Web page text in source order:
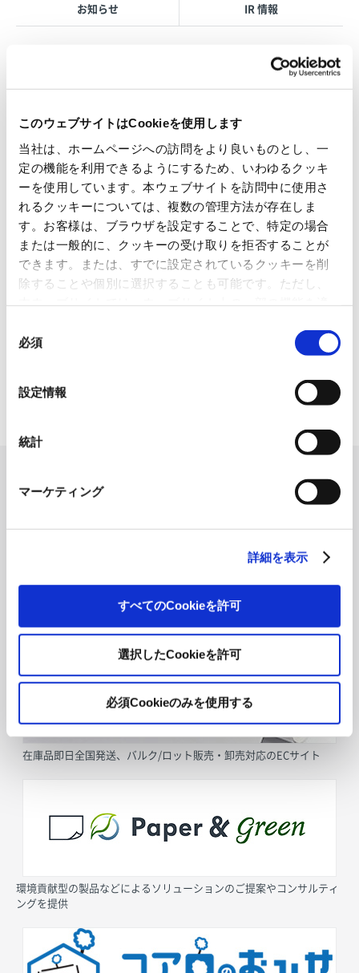
このウェブサイトはCookieを使用します
当社は、ホームページへの訪問をより良いものとし、一
定の機能を利用できるようにするため、いわゆるクッキ
ーを使用しています。本ウェブサイトを訪問中に使用さ
れるクッキーについては、複数の管理方法が存在しま
す。お客様は、ブラウザを設定することで、特定の場合
または一般的に、クッキーの受け取りを拒否することが
できます。または、すでに設定されているクッキーを削
除することや個別に選択することも可能です。ただし、
いるので、ご注意ください。これらのクッキーが受け入
れられない場合、本ウェブサイトの機能が制限される場
必須
設定情報
統計
マーケティング
詳細を表示
すべてのCookieを許可
選択したCookieを許可
必須Cookieのみを使用する
お知らせ IR 情報
OVOL LOOP
グループ紹介映像【日本語版】
2026.07.17
事業紹介
動画
1845年の創業以来の歩み、グループが展開する5つの事業領域...
使用済み化粧品容器をネームプ
レートへリサイクル
「周南 蚤の市2026 ×周南本屋通
日本紙パルプ商事は、2026年5月30日および31日に山口県...
在庫品即日全国発送、バルク/ロット販売・卸売対応のECサイト
環境貢献型の製品などによるソリューションのご提案やコンサルティ
ングを提供